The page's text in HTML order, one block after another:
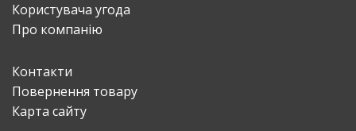
Користувача угода
Про компанію
Контакти
Повернення товару
Карта сайту